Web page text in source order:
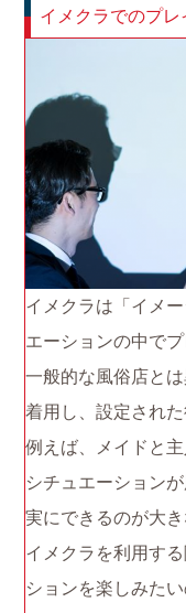
イメクラでのプ
イメクラは「イメ
エーションの中で
一般的な風俗店と
着用し、設定され
例えば、メイドと
シチュエーション
実にできるのが大き
イメクラを利用す
ションを楽しみた